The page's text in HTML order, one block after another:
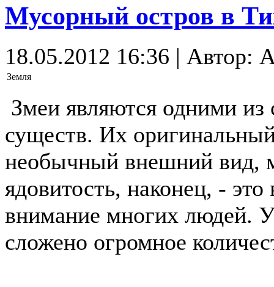
Мусорный остров в
18.05.2012 16:36 | Автор:
Земля
Змеи являются одними
существ. Их
необычный внешний вид,
ядовитость, наконец, -
внимание многих людей.
сложено огромное